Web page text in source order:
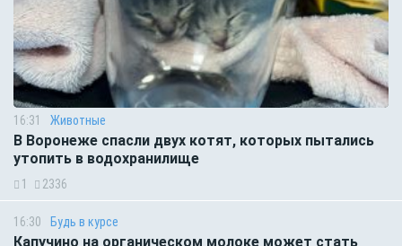
16:31 Животные
В Воронеже спасли двух котят, которых пытались
утопить в водохранилище
1 2336
16:30 Будь в курсе
Капучино на органическом молоке может стать